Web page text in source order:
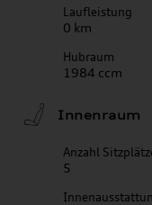
Laufleistung
0 km
Hubraum
1984 ccm
Innenraum
Anzahl
5